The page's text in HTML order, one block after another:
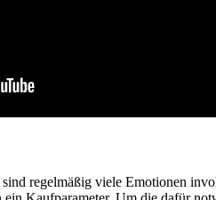
regelmäßig viele Emotionen